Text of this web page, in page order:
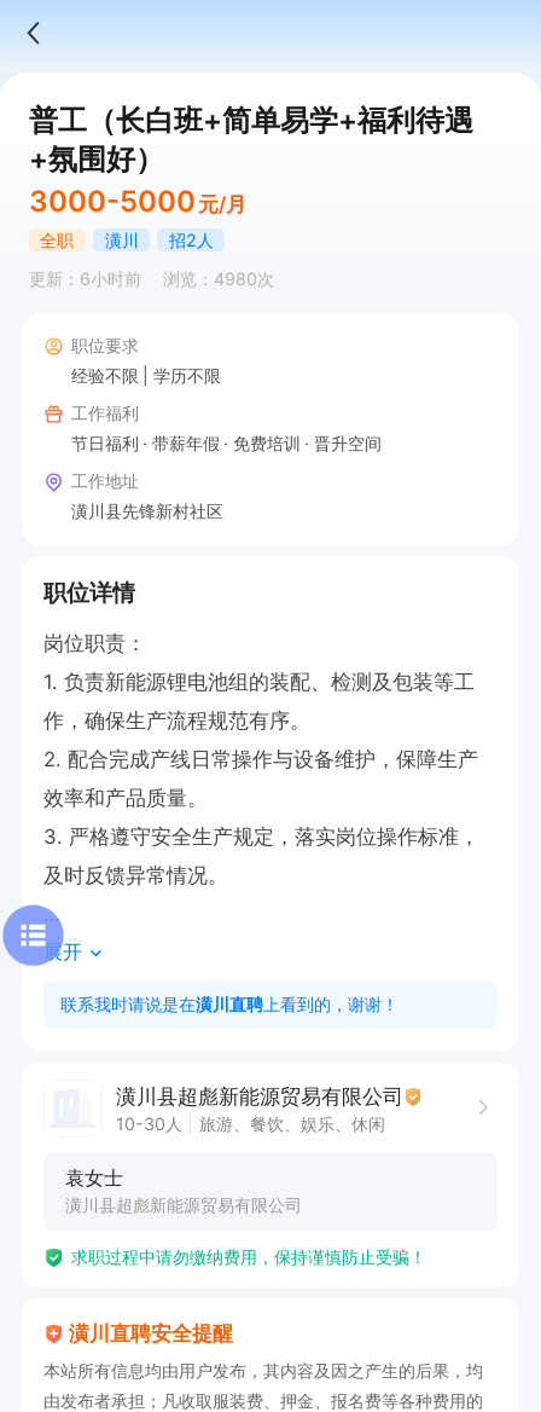
普工（长白班+简单易学+福利待遇
+氛围好）
3000-5000 元/月
全职 潢川
招2人
更新：6小时前
浏览：4980次
职位要求
经验不限
学历不限
工作福利
节日福利
带薪年假 免费培训
晋升空间
工作地址
潢川县先锋新村社区
职位详情
岗位职责：
1. 负责新能源锂电池组的装配、检测及包装等工
作，确保生产流程规范有序。
2. 配合完成产线日常操作与设备维护，保障生产
效率和产品质量。
3. 严格遵守安全生产规定，落实岗位操作标准，
及时反馈异常情况。
任职要求：
1. 具备基本的动手能力与责任心，能适应流水线工
供岗前培训。
持多班次轮换。
展开
联系我时请说是在潢川直聘 上看到的，谢谢！
潢川县超彪新能源贸易有限公司
10-30人 旅游、餐饮、娱乐、休闲
袁女士
潢川县超彪新能源贸易有限公司
求职过程中请勿缴纳费用，保持谨慎防止受骗！
潢川直聘安全提醒
本站所有信息均由用户发布，其内容及因之产生的后果，均
由发布者承担；凡收取服装费、押金、报名费等各种费用的